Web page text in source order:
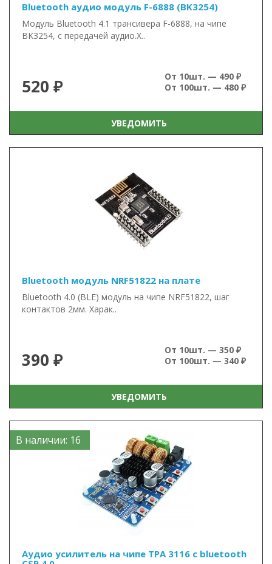
Bluetooth аудио модуль F-6888 (BK3254)
Модуль Bluetooth 4.1 трансивера F-6888, на чипе
BK3254, с передачей аудио.Х..
520 ₽
От 10шт. — 490 ₽
От 100шт. — 480 ₽
УВЕДОМИТЬ
Bluetooth модуль NRF51822 на плате
Bluetooth 4.0 (BLE) модуль на чипе NRF51822, шаг
контактов 2мм. Харак..
390 ₽
От 10шт. — 350 ₽
От 100шт. — 340 ₽
УВЕДОМИТЬ
В наличии: 16
Аудио усилитель на чипе TPA 3116 с bluetooth